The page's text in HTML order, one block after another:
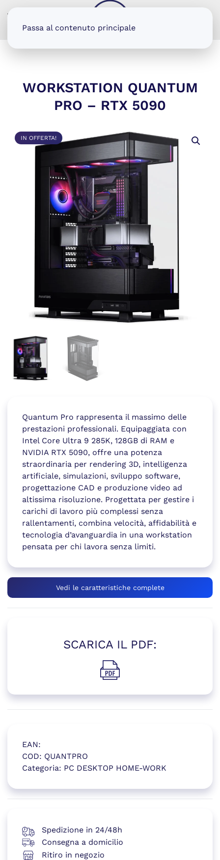
Passa al contenuto principale
WORKSTATION QUANTUM
PRO – RTX 5090
IN OFFERTA!
Quantum Pro rappresenta il massimo delle
prestazioni professionali. Equipaggiata con
Intel Core Ultra 9 285K, 128GB di RAM e
NVIDIA RTX 5090, offre una potenza
straordinaria per rendering 3D, intelligenza
artificiale, simulazioni, sviluppo software,
progettazione CAD e produzione video ad
altissima risoluzione. Progettata per gestire i
carichi di lavoro più complessi senza
rallentamenti, combina velocità, affidabilità e
tecnologia d’avanguardia in una workstation
pensata per chi lavora senza limiti.
Vedi le caratteristiche complete
EAN:
COD: QUANTPRO
Categoria: PC DESKTOP HOME-WORK
(si apre in una nuova
SCARICA IL PDF:
(si apre in una nuova
Spedizione in 24/48h
Consegna a domicilio
Ritiro in negozio